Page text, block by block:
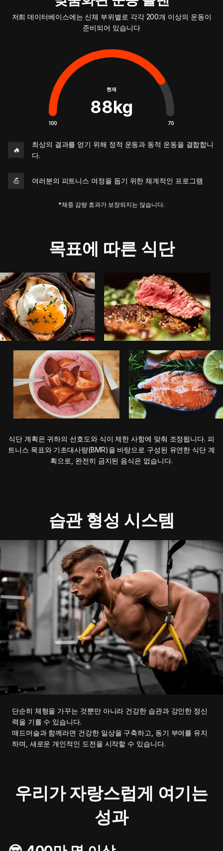
저희 데이터베이스에는 신체 부위별로 각각 200개 이상의 운동이
준비되어 있습니다
현재
88kg
100 70
🔥
최상의 결과를 얻기 위해 정적 운동과 동적 운동을 결합합니
다.
💪 여러분의 피트니스 여정을 돕기 위한 체계적인 프로그램
*체중 감량 효과가 보장되지는 않습니다.
목표에 따른 식단
식단 계획은 귀하의 선호도와 식이 제한 사항에 맞춰 조정됩니다. 피
트니스 목표와 기초대사량(BMR)을 바탕으로 구성된 유연한 식단 계
획으로, 완전히 금지된 음식은 없습니다.
습관 형성 시스템
단순히 체형을 가꾸는 것뿐만 아니라 건강한 습관과 강인한 정신
력을 기를 수 있습니다.
매드머슬과 함께라면 건강한 일상을 구축하고, 동기 부여를 유지
하며, 새로운 개인적인 도전을 시작할 수 있습니다.
우리가 자랑스럽게 여기는
성과